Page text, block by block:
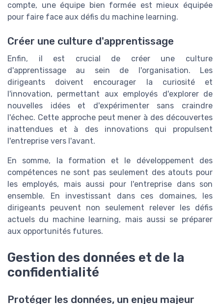
compte, une équipe bien formée est mieux équipée
pour faire face aux défis du machine learning.
Créer une culture d'apprentissage
Enfin, il est crucial de créer une culture
d'apprentissage au sein de l'organisation. Les
dirigeants doivent encourager la curiosité et
l'innovation, permettant aux employés d'explorer de
nouvelles idées et d'expérimenter sans craindre
l'échec. Cette approche peut mener à des découvertes
inattendues et à des innovations qui propulsent
l'entreprise vers l'avant.
En somme, la formation et le développement des
compétences ne sont pas seulement des atouts pour
les employés, mais aussi pour l'entreprise dans son
ensemble. En investissant dans ces domaines, les
dirigeants peuvent non seulement relever les défis
actuels du machine learning, mais aussi se préparer
aux opportunités futures.
Gestion des données et de la
confidentialité
Protéger les données, un enjeu majeur